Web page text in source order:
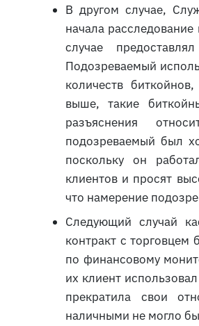
В другом случае,
начала
случае
Подозреваемый
количеств
выше, такие
разъяснения
подозреваемый был
поскольку он
клиентов и просят
что намерение
Следующий случай
контракт с торговцем
по финансовому
их клиент
прекратила свои
наличными не могло